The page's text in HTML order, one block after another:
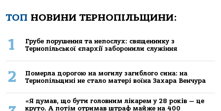
ТОП НОВИНИ ТЕРНОПІЛЬЩИНИ:
1
Грубе порушення та непослух: священнику з
Тернопільської єпархії заборонили служіння
2
Померла дорогою на могилу загиблого сина: на
Тернопільщині не стало матері воїна Захара Венчура
«Я думав, що бути головним лікарем у 28 років — це
круто. А потім отримав штраф майже на 400